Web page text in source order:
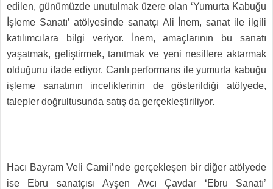
edilen, günümüzde unutulmak üzere olan ‘Yumurta Kabuğu
İşleme Sanatı’ atölyesinde sanatçı Ali İnem, sanat ile ilgili
katılımcılara bilgi veriyor. İnem, amaçlarının bu sanatı
yaşatmak, geliştirmek, tanıtmak ve yeni nesillere aktarmak
olduğunu ifade ediyor. Canlı performans ile yumurta kabuğu
işleme sanatının inceliklerinin de gösterildiği atölyede,
talepler doğrultusunda satış da gerçekleştiriliyor.
Hacı Bayram Veli Camii’nde gerçekleşen bir diğer atölyede
ise Ebru sanatçısı Ayşen Avcı Çavdar ‘Ebru Sanatı’